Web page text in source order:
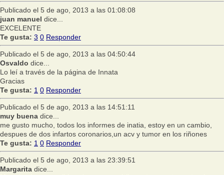
Publicado el 5 de ago, 2013 a las 01:08:08
juan manuel dice...
EXCELENTE
Te gusta: 3 0 Responder
Publicado el 5 de ago, 2013 a las 04:50:44
Osvaldo dice...
Lo leí a través de la página de Innata
Gracias
Te gusta: 1 0 Responder
Publicado el 5 de ago, 2013 a las 14:51:11
muy buena dice...
me gusto mucho, todos los informes de inatia, estoy en un cambio,
despues de dos infartos coronarios,un acv y tumor en los riñones
Te gusta: 1 0 Responder
Publicado el 5 de ago, 2013 a las 23:39:51
Margarita dice...